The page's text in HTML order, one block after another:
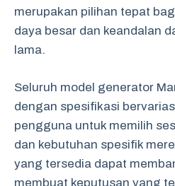
merupakan pilihan tepat
daya besar dan keandalan
lama.
Seluruh model generator
dengan spesifikasi
pengguna untuk memilih
dan kebutuhan spesifik
yang tersedia dapat
membuat keputusan yang